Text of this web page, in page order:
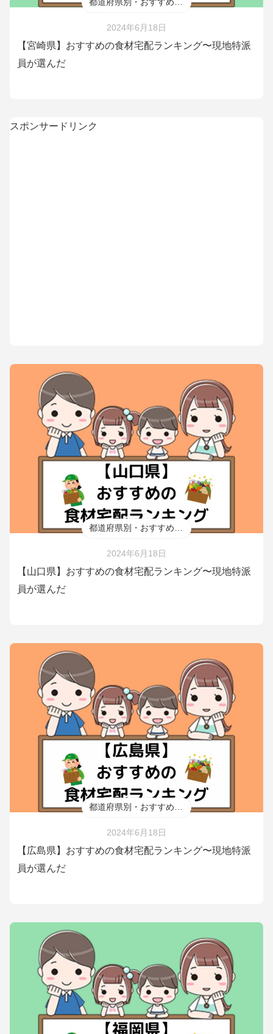
都道府県別・おすすめ食材宅配
2024年6月18日
【宮崎県】おすすめの食材宅配ランキング〜現地特派
員が選んだ
スポンサードリンク
都道府県別・おすすめ食材宅配
2024年6月18日
【山口県】おすすめの食材宅配ランキング〜現地特派
員が選んだ
都道府県別・おすすめ食材宅配
2024年6月18日
【広島県】おすすめの食材宅配ランキング〜現地特派
員が選んだ